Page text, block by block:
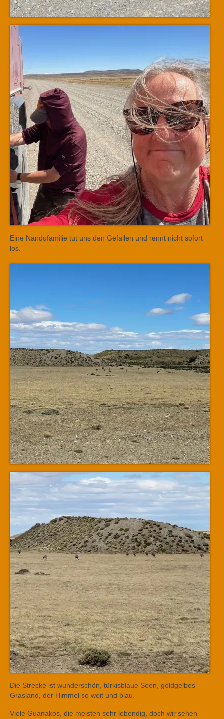
Eine Nandufamilie tut uns den Gefallen und rennt nicht sofort
los.
Die Strecke ist wunderschön, türkisblaue Seen, goldgelbes
Grasland, der Himmel so weit und blau.
Viele Guanakos, die meisten sehr lebendig, doch wir sehen